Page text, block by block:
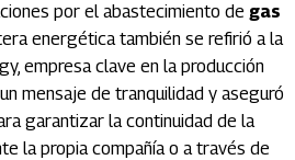
por el abastecimiento de gas
energética también se refirió a la
, empresa clave en la producción
mensaje de tranquilidad y aseguró
garantizar la continuidad de la
la propia compañía o a través de